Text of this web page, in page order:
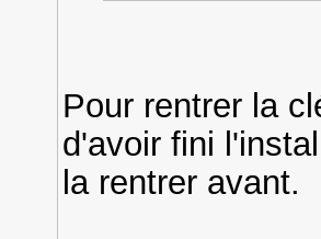
Pour rentrer la
d'avoir fini
la rentrer avant.